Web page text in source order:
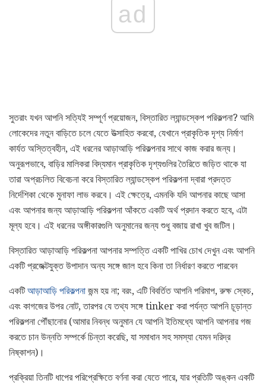
ad
সুতরাং যখন আপনি সত্যিই সম্পূর্ণ প্রয়োজন, বিস্তারিত ল্যান্ডস্কেপ পরিকল্পনা? আমি
লোকেদের নতুন বাড়িতে চলে যেতে উত্সাহিত করবো, যেখানে প্রাকৃতিক দৃশ্য নির্মাণ
কার্যত অস্তিত্বহীন, এই ধরনের আড়াআড়ি পরিকল্পনার সাথে কাজ করার জন্য।
অনুরূপভাবে, বাড়ির মালিকরা বিদ্যমান প্রাকৃতিক দৃশ্যগুলির তৈরিতে জড়িত থাকে যা
তারা অপ্রচলিত বিবেচনা করে বিস্তারিত ল্যান্ডস্কেপ পরিকল্পনা দ্বারা প্রদত্ত
নির্দেশিকা থেকে মুনাফা লাভ করবে। এই ক্ষেত্রে, এমনকি যদি আপনার কাছে আসা
এবং আপনার জন্য আড়াআড়ি পরিকল্পনা আঁকতে একটি অর্থ প্রদান করতে হবে, এটা
মূল্য হবে। এই ধরনের অঙ্গীকারগুলি অনুমানের জন্য শুধু বজায় রাখা খুব জটিল।
বিস্তারিত আড়াআড়ি পরিকল্পনা আপনার সম্পত্তি একটি পাখির চোখ দেখুন এবং আপনি
একটি প্রজেক্টযুক্ত উপাদান অন্য সঙ্গে জাল হবে কিনা তা নির্ধারণ করতে পারবেন
একটিআড়াআড়ি পরিকল্পনা জন্ম হয় না; বরং, এটি বিবর্তিত আপনি পরিমাপ, রুক্ষ স্কেচ,
এবং কাগজের উপর নোট, তারপর যে তথ্য সঙ্গে tinker করা পর্যন্ত আপনি চূড়ান্ত
পরিকল্পনা পৌঁছানোর (আমার নিবন্ধ অনুমান যে আপনি ইতিমধ্যে আপনি আপনার গজ
করতে চান উন্নতি সম্পর্কে চিন্তা করেছি, যা সমাধান সহ সমস্যা যেমন দরিদ্র
নিষ্কাশন)।
প্রক্রিয়া তিনটি ধাপের পরিপ্রেক্ষিতে বর্ণনা করা যেতে পারে, যার প্রতিটি অঙ্কন একটি